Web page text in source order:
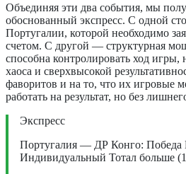
Объединяя эти два события, мы
обоснованный экспресс. С одной
Португалии, которой необходимо
счетом. С другой — структурная
способна контролировать ход игры,
хаоса и сверхвысокой
фаворитов и на то, что их игровые
работать на результат, но без
Экспресс
Португалия — ДР Конго: Победа
Индивидуальный Тотал больше